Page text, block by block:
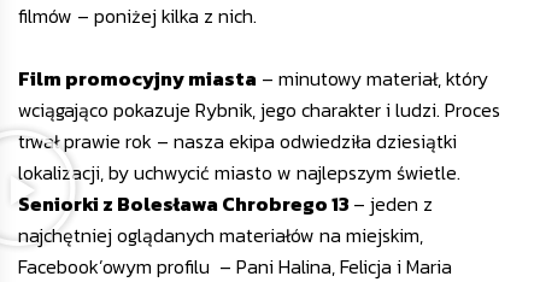
filmów – poniżej kilka z nich.
Film promocyjny miasta – minutowy materiał, który
wciągająco pokazuje Rybnik, jego charakter i ludzi. Proces
trwał prawie rok – nasza ekipa odwiedziła dziesiątki
lokalizacji, by uchwycić miasto w najlepszym świetle.
Seniorki z Bolesława Chrobrego 13 – jeden z
najchętniej oglądanych materiałów na miejskim,
Facebook’owym profilu – Pani Halina, Felicja i Maria